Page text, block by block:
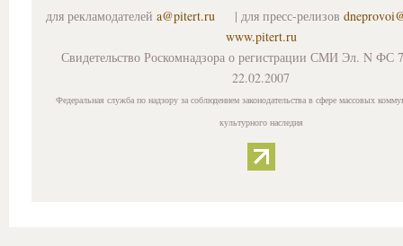
для рекламодателей a@pitert.ru | для пресс-релизов
www.pitert.ru
Свидетельство Роскомнадзора о регистрации СМИ Эл. N ФС
22.02.2007
Федеральная служба по надзору за соблюдением законодательства в сфере массовых
культурного наследия